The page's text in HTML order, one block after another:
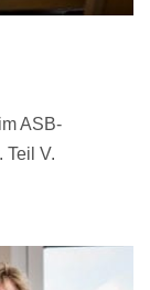
ASB-
Teil V.